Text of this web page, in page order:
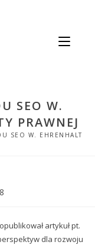
SEO W.
PRAWNEJ
SEO W. EHRENHALT
artykuł pt.
dla rozwoju